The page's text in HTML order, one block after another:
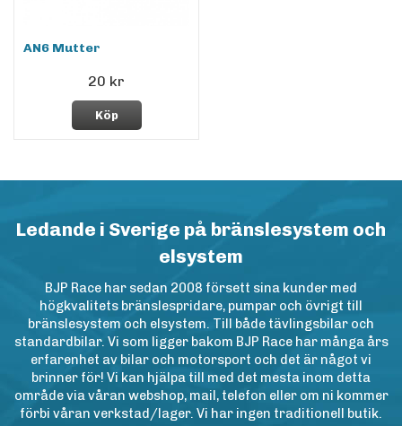
AN6 Mutter
20 kr
Köp
Ledande i Sverige på bränslesystem och
elsystem
BJP Race har sedan 2008 försett sina kunder med
högkvalitets bränslespridare, pumpar och övrigt till
bränslesystem och elsystem. Till både tävlingsbilar och
standardbilar. Vi som ligger bakom BJP Race har många års
erfarenhet av bilar och motorsport och det är något vi
brinner för! Vi kan hjälpa till med det mesta inom detta
område via våran webshop, mail, telefon eller om ni kommer
förbi våran verkstad/lager. Vi har ingen traditionell butik.